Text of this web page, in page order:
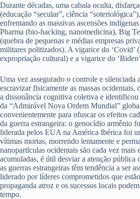
Durante décadas, uma cabala oculta,
(educação “secular”, ciência
enfrentando as massivas ascensões
Pharma (bio-hacking, nanomedicina), Big
(quebra de pequenas e médias empresas
militares politizados). A vigarice do ‘Covid’
expropriação cultural) e a vigarice do
Uma vez assegurado o controle e silenciada
escravizar fisicamente as massas
a dissonância cognitiva coletiva e
da “Admirável Nova Ordem Mundial”
convenientemente para ofuscar os efeitos
da guerra estrangeira: o genocídio armênio
liderada pelos EUA na América Ibérica foi
vítimas mortas, morrendo lentamente e
nanopartículas ocidentais são cada vez
acumuladas, é útil desviar a atenção
as guerras estrangeiras têm tendência a ser
liderado por líderes comprometidos que
propaganda atroz e os sucessos locais
tempo.